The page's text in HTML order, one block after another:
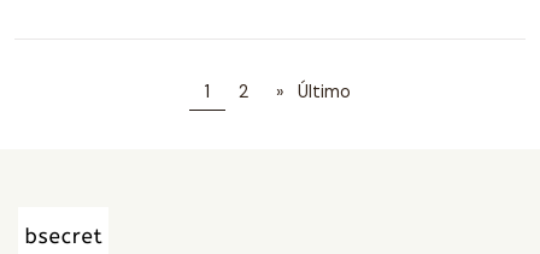
1 2 » Último